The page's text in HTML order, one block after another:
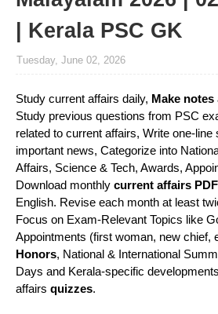
| Kerala PSC GK
Tuesday, June 02, 2026
Study current affairs daily, Make notes
Study previous questions from PSC
related to current affairs, Write one-
important news, Categorize into
Affairs, Science & Tech, Awards,
Download monthly current affairs
English. Revise each month at least
Focus on Exam-Relevant Topics like
Appointments (first woman, new chief,
Honors, National & International
Days and Kerala-specific
affairs quizzes.